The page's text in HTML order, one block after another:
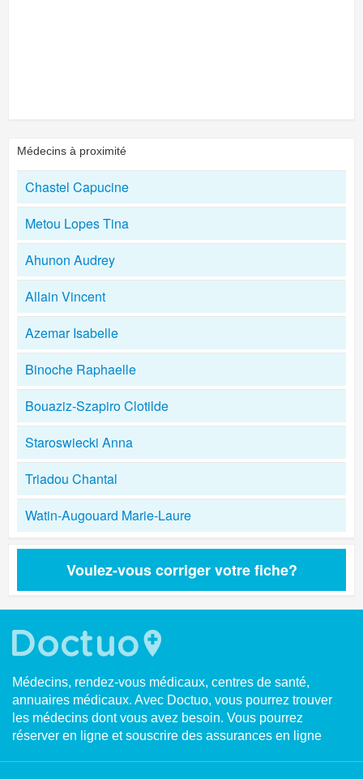
Médecins à proximité
Chastel Capucine
Metou Lopes Tina
Ahunon Audrey
Allain Vincent
Azemar Isabelle
Binoche Raphaelle
Bouaziz-Szapiro Clotilde
Staroswiecki Anna
Triadou Chantal
Watin-Augouard Marie-Laure
Voulez-vous corriger votre fiche?
Médecins, rendez-vous médicaux, centres de santé,
annuaires médicaux. Avec Doctuo, vous pourrez trouver
les médecins dont vous avez besoin. Vous pourrez
réserver en ligne et souscrire des assurances en ligne